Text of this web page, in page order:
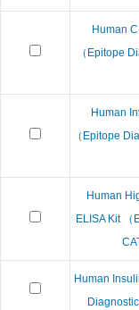
Human
（Epitope
Human
（Epitope
Human
ELISA Kit （
Human